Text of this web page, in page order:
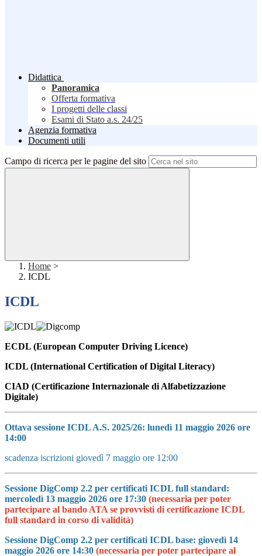
Didattica
Panoramica
Offerta formativa
I progetti delle classi
Esami di Stato a.s. 24/25
Agenzia formativa
Documenti utili
Campo di ricerca per le pagine del sito
Home >
ICDL
ICDL
ECDL (European Computer Driving Licence)
ICDL (International Certification of Digital Literacy)
CIAD (Certificazione Internazionale di Alfabetizzazione
Digitale)
Ottava sessione ICDL A.S. 2025/26: lunedì 11 maggio 2026 ore
14:00
scadenza iscrizioni giovedì 7 maggio ore 12:00
Sessione DigComp 2.2 per certificati ICDL full standard:
mercoledì 13 maggio 2026 ore 17:30 (necessaria per poter
partecipare al bando ATA se provvisti di certificazione ICDL
full standard in corso di validità)
Sessione DigComp 2.2 per certificati ICDL base: giovedì 14
maggio 2026 ore 14:30 (necessaria per poter partecipare al